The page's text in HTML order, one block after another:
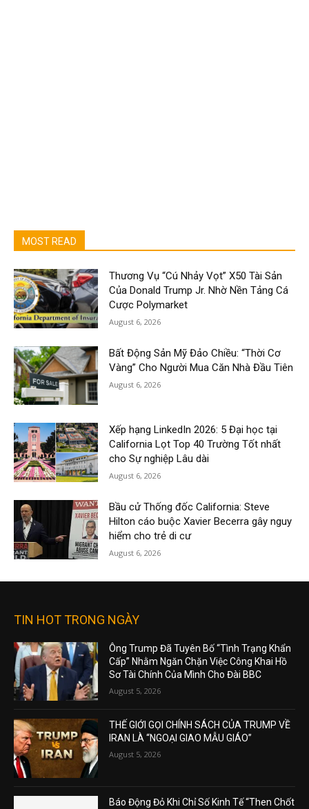
MOST READ
Thương Vụ “Cú Nhảy Vọt” X50 Tài Sản
Của Donald Trump Jr. Nhờ Nền Tảng Cá
Cược Polymarket
August 6, 2026
Bất Động Sản Mỹ Đảo Chiều: “Thời Cơ
Vàng” Cho Người Mua Căn Nhà Đầu Tiên
August 6, 2026
Xếp hạng LinkedIn 2026: 5 Đại học tại
California Lọt Top 40 Trường Tốt nhất
cho Sự nghiệp Lâu dài
August 6, 2026
Bầu cử Thống đốc California: Steve
Hilton cáo buộc Xavier Becerra gây nguy
hiểm cho trẻ di cư
August 6, 2026
TIN HOT TRONG NGÀY
Ông Trump Đã Tuyên Bố “Tình Trạng Khẩn
Cấp” Nhằm Ngăn Chặn Việc Công Khai Hồ
Sơ Tài Chính Của Mình Cho Đài BBC
August 5, 2026
THẾ GIỚI GỌI CHÍNH SÁCH CỦA TRUMP VỀ
IRAN LÀ “NGOẠI GIAO MẪU GIÁO”
August 5, 2026
Báo Động Đỏ Khi Chỉ Số Kinh Tế “Then Chốt